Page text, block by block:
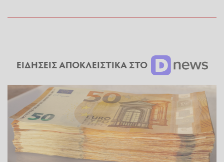
ΕΙΔΗΣΕΙΣ ΑΠΟΚΛΕΙΣΤΙΚΑ ΣΤΟ